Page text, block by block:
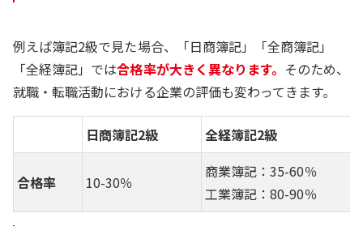
例えば簿記2級で見た場合、「日商簿記」「全商簿記」
「全経簿記」では合格率が大きく異なります。 そのため、
就職・転職活動における企業の評価も変わってきます。
日商簿記2級 全経簿記2級
合格率 10-30％
商業簿記：35-60％
工業簿記：80-90％